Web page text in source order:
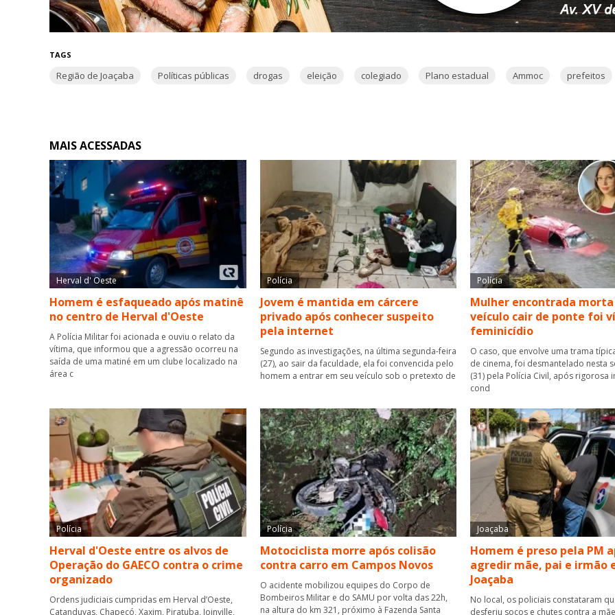
TAGS
Região de Joaçaba Políticas públicas drogas eleição colegiado Plano estadual Ammoc prefeitos
MAIS ACESSADAS
Herval d' Oeste
Homem é esfaqueado após matinê
no centro de Herval d'Oeste
A Polícia Militar foi acionada e ouviu o relato da
vítima, que informou que a agressão ocorreu na
saída de uma matiné em um clube localizado na
área c
Polícia
Jovem é mantida em cárcere
privado após conhecer suspeito
pela internet
Segundo as investigações, na última segunda-feira
(27), ao sair da faculdade, ela foi convencida pelo
homem a entrar em seu veículo sob o pretexto de
Polícia
Mulher encontrada morta
veículo cair de ponte foi
feminicídio
O caso, que envolve uma trama
de cinema, foi desmantelado nesta
(31) pela Polícia Civil, após rigorosa
cond
Polícia
Herval d'Oeste entre os alvos de
Operação do GAECO contra o crime
organizado
Ordens judiciais cumpridas em Herval d’Oeste,
Catanduvas, Chapecó, Xaxim, Piratuba, Joinville,
Polícia
Motociclista morre após colisão
contra carro em Campos Novos
O acidente mobilizou equipes do Corpo de
Bombeiros Militar e do SAMU por volta das 22h,
na altura do km 321, próximo à Fazenda Santa
Joaçaba
Homem é preso pela PM
agredir mãe, pai e irmão
Joaçaba
No local, os policiais constataram
desferiu socos e chutes contra a